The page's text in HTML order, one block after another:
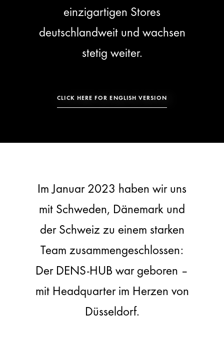
einzigartigen Stores
deutschlandweit und wachsen
stetig weiter.
CLICK HERE FOR ENGLISH VERSION
Im Januar 2023 haben wir uns
mit Schweden, Dänemark und
der Schweiz zu einem starken
Team zusammengeschlossen:
Der DENS-HUB war geboren –
mit Headquarter im Herzen von
Düsseldorf.